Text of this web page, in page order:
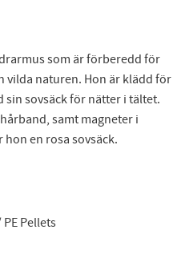
som är förberedd för
vilda naturen. Hon är klädd för
sovsäck för nätter i tältet.
samt magneter i
en rosa sovsäck.
Pellets